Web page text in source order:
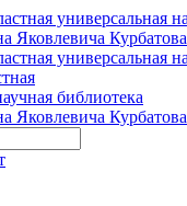
библиотека
Яковлевича Курбатова